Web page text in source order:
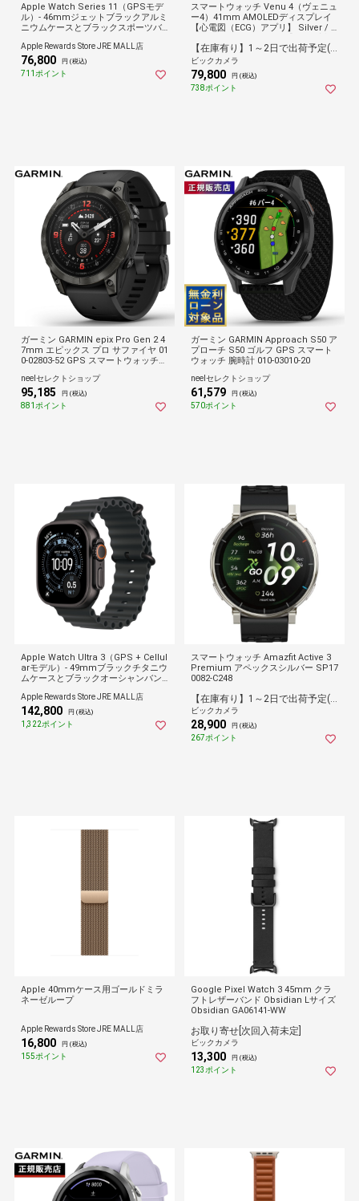
Apple Watch Series 11（GPSモデ
ル）- 46mmジェットブラックアルミ
ニウムケースとブラックスポーツバ
Apple Rewards Store JRE MALL店
76,800 円 (税込)
711ポイント
スマートウォッチ Venu 4（ヴェニュ
ー4）41mm AMOLEDディスプレイ
【心電図（ECG）アプリ】 Silver / P
応】
【在庫有り】1～2日で出荷予定(日付指定可)
ビックカメラ
79,800 円 (税込)
738ポイント
ガーミン GARMIN epix Pro Gen 2 4
7mm エピックス プロ サファイヤ 01
0-02803-52 GPS スマートウォッチ
neelセレクトショップ
95,185 円 (税込)
881ポイント
ガーミン GARMIN Approach S50 ア
プローチ S50 ゴルフ GPS スマート
ウォッチ 腕時計 010-03010-20
neelセレクトショップ
61,579 円 (税込)
570ポイント
Apple Watch Ultra 3（GPS + Cellul
arモデル）- 49mmブラックチタニウ
ムケースとブラックオーシャンバン
Apple Rewards Store JRE MALL店
142,800 円 (税込)
1,322ポイント
スマートウォッチ Amazfit Active 3
Premium アペックスシルバー SP17
0082-C248
ビックカメラ
28,900 円 (税込)
267ポイント
Apple 40mmケース用ゴールドミラ
ネーゼループ
Apple Rewards Store JRE MALL店
16,800 円 (税込)
155ポイント
Google Pixel Watch 3 45mm クラ
フトレザーバンド Obsidian Lサイズ
Obsidian GA06141-WW
お取り寄せ[次回入荷未定]
ビックカメラ
13,300 円 (税込)
123ポイント